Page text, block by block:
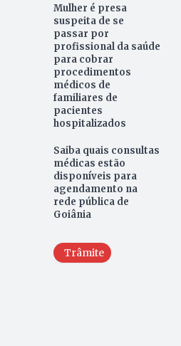
Mulher é presa
suspeita de se
passar por
profissional da saúde
para cobrar
procedimentos
médicos de
familiares de
pacientes
hospitalizados
Saiba quais consultas
médicas estão
disponíveis para
agendamento na
rede pública de
Goiânia
Trâmite